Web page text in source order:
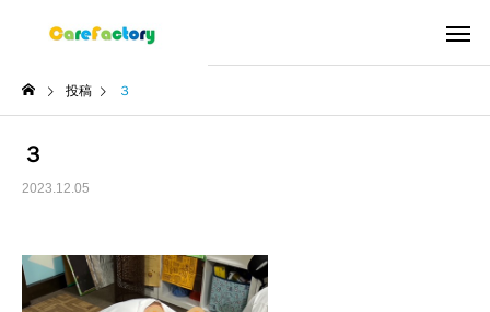
投稿 ３
３
2023.12.05